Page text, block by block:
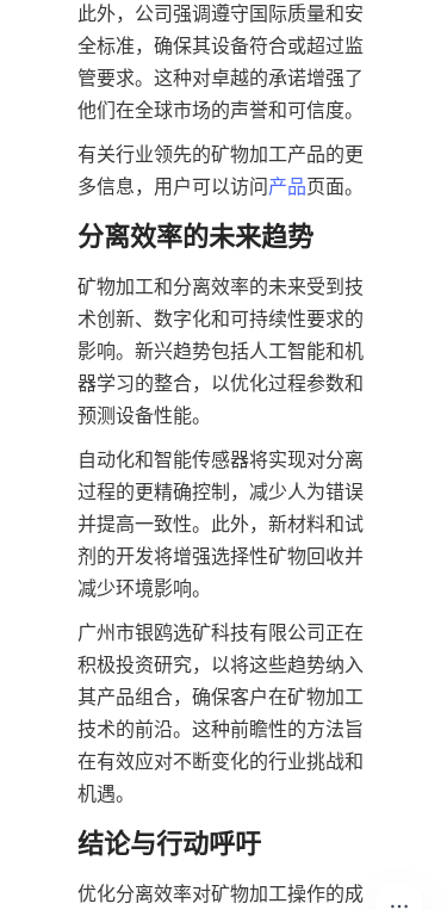
此外，公司强调遵守国际质量和安
全标准，确保其设备符合或超过监
管要求。这种对卓越的承诺增强了
他们在全球市场的声誉和可信度。
有关行业领先的矿物加工产品的更
多信息，用户可以访问产品页面。
分离效率的未来趋势
矿物加工和分离效率的未来受到技
术创新、数字化和可持续性要求的
影响。新兴趋势包括人工智能和机
器学习的整合，以优化过程参数和
预测设备性能。
自动化和智能传感器将实现对分离
过程的更精确控制，减少人为错误
并提高一致性。此外，新材料和试
剂的开发将增强选择性矿物回收并
减少环境影响。
广州市银鸥选矿科技有限公司正在
积极投资研究，以将这些趋势纳入
其产品组合，确保客户在矿物加工
技术的前沿。这种前瞻性的方法旨
在有效应对不断变化的行业挑战和
机遇。
结论与行动呼吁
优化分离效率对矿物加工操作的成